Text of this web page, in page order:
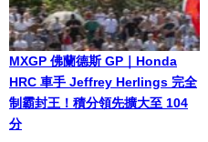
MXGP 佛蘭德斯 GP｜Honda
HRC 車手 Jeffrey Herlings 完全
制霸封王！積分領先擴大至 104
分